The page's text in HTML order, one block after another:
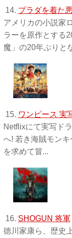
14. プラダを着た
アメリカの小説家
ラーを原作とする
魔」の20年ぶりと
15. ワンピース 実
Netflixにて実写ド
へ! 若き海賊モン
を求めて冒...
16. SHOGUN 将軍
徳川家康ら、歴史